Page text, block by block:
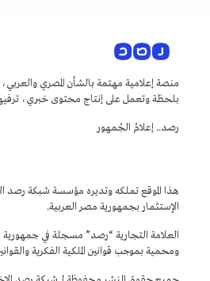
منصة إعلامية مهتمة بالشأن المصري
بلحظة وتعمل على إنتاج محتوى خبري،
رصد.. إعلامُ الجُمهور
هذا الموقع تملكه وتديره مؤسسة شبكة رصد
الإستثمار بجمهورية مصر العربية.
العلامة التجارية “رصد” مسجلة في جمهورية
ومحمية بموجب قوانين الملكية الفكرية